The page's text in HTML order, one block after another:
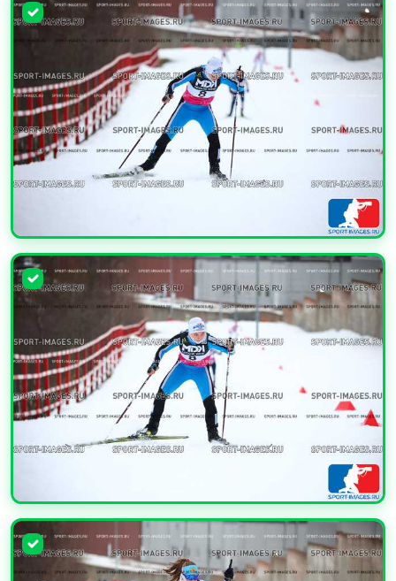
УВЕЛИЧИТЬ
УВЕЛИЧИТЬ